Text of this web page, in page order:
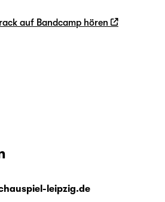
auf Bandcamp hören
leipzig.de